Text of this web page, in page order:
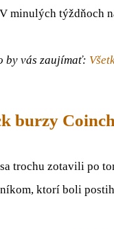
minulých týždňoch
by vás zaujímať:
burzy
trochu zotavili po
ktorí boli